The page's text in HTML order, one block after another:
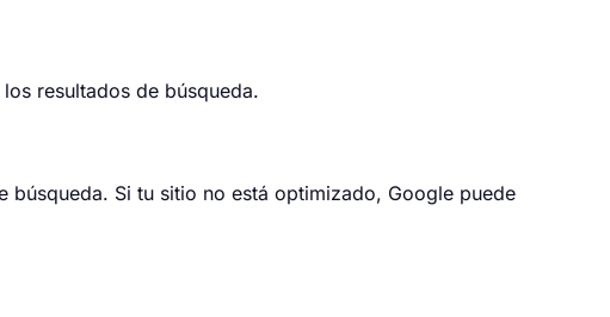
resultados de búsqueda.
búsqueda. Si tu sitio no está optimizado, Google puede